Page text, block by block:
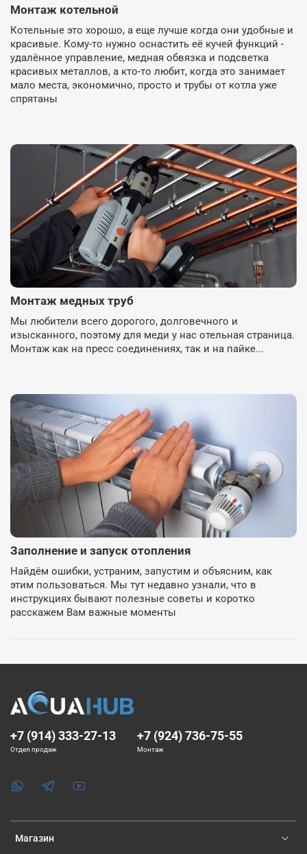
Монтаж котельной
Котельные это хорошо, а еще лучше когда они удобные и
красивые. Кому-то нужно оснастить её кучей функций -
удалённое управление, медная обвязка и подсветка
красивых металлов, а кто-то любит, когда это занимает
мало места, экономично, просто и трубы от котла уже
спрятаны
Монтаж медных труб
Мы любители всего дорогого, долговечного и
изысканного, поэтому для меди у нас отельная страница.
Монтаж как на пресс соединениях, так и на пайке...
Заполнение и запуск отопления
Найдём ошибки, устраним, запустим и объясним, как
этим пользоваться. Мы тут недавно узнали, что в
инструкциях бывают полезные советы и коротко
расскажем Вам важные моменты
Магазин
+7 (914) 333-27-13
Отдел продаж
+7 (924) 736-75-55
Монтаж